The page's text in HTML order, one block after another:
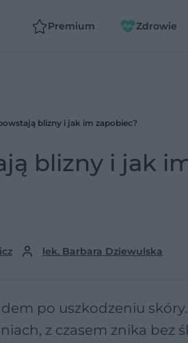
Premium Zdrowie
blizny i jak im zapobiec?
blizny i jak
lek. Barbara Dziewulska
po uszkodzeniu
z czasem znika bez